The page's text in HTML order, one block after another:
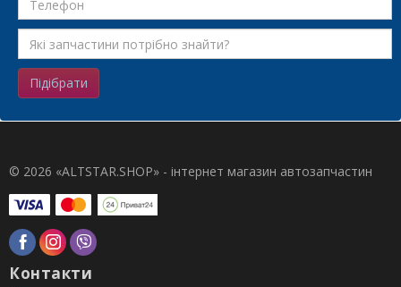
Підібрати
© 2026 «ALTSTAR.SHOP» - інтернет магазин автозапчастин
Контакти